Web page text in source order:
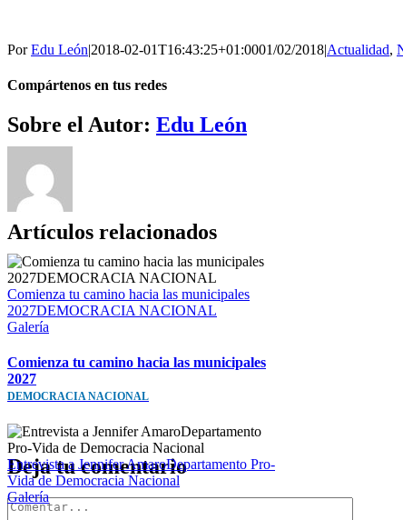
PorEdu León|2018-02-01T16:43:25+01:0001/02/2018|Actualidad,
Compártenos en tus redes
Facebook
Twitter
WhatsApp
Telegram
Correo
electrónico
Sobre el Autor: Edu León
Artículos relacionados
Comienza tu camino hacia las municipales
2027DEMOCRACIA NACIONAL
Galería
Comienza tu camino hacia las municipales
2027
DEMOCRACIA NACIONAL
Entrevista a Jennifer AmaroDepartamento Pro-
Vida de Democracia Nacional
Galería
Deja tu comentario
Comentar